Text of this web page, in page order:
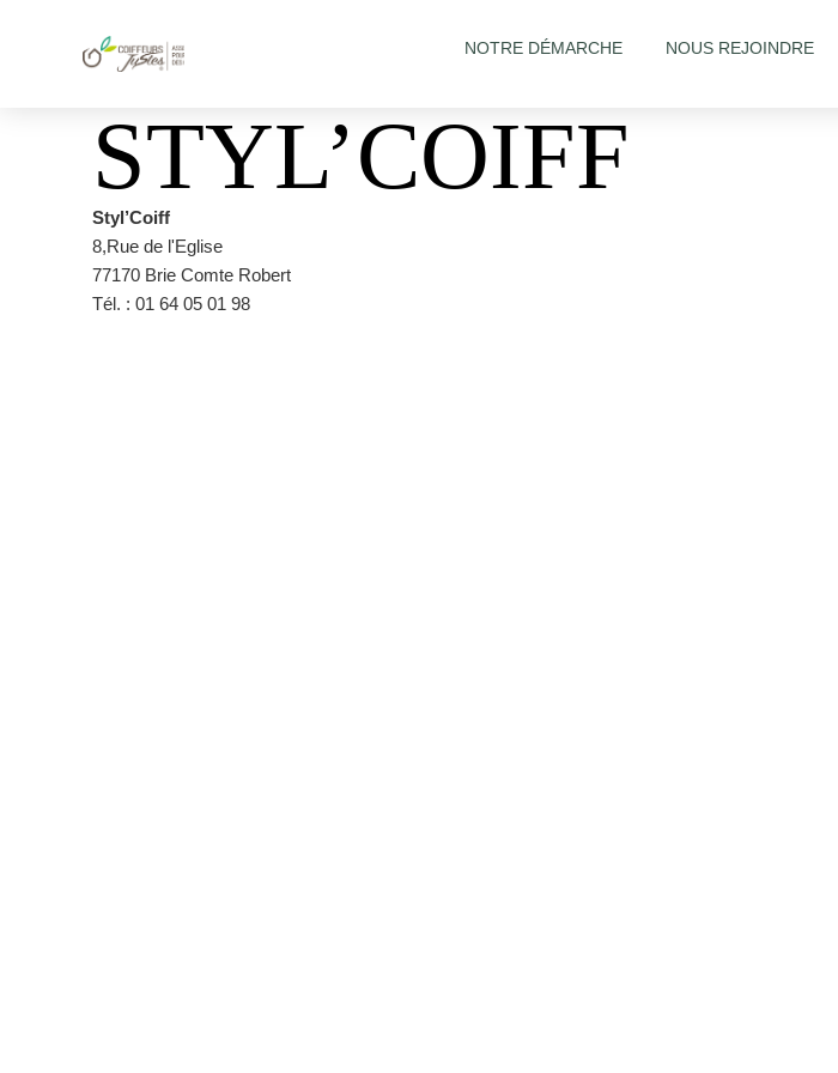
NOTRE DÉMARCHE NOUS REJOINDRE
STYL’COIFF
Styl’Coiff
8,Rue de l'Eglise
77170 Brie Comte Robert
Tél. : 01 64 05 01 98